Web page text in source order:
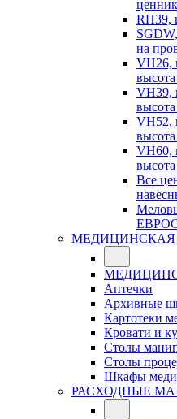
RH39,
на
VH26,
VH39,
VH52,
VH60,
Все
МЕДИЦИНСКАЯ
Аптечки
Архивные
Картотеки
Кровати и
Столы
Столы
Шкафы
РАСХОДНЫЕ